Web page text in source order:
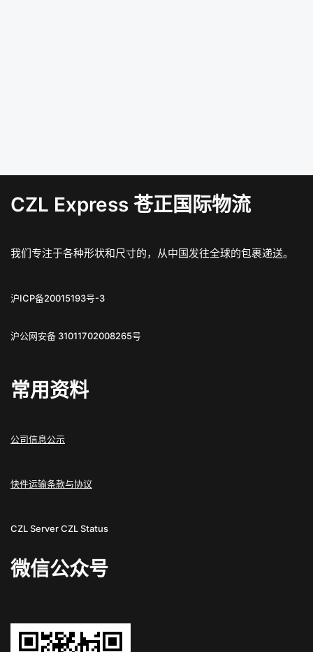
CZL Express 苍正国际物流
我们专注于各种形状和尺寸的，从中国发往全球的包裹递送。
沪ICP备20015193号-3
沪公网安备 31011702008265号
常用资料
公司信息公示
快件运输条款与协议
CZL ServerCZL Status
微信公众号